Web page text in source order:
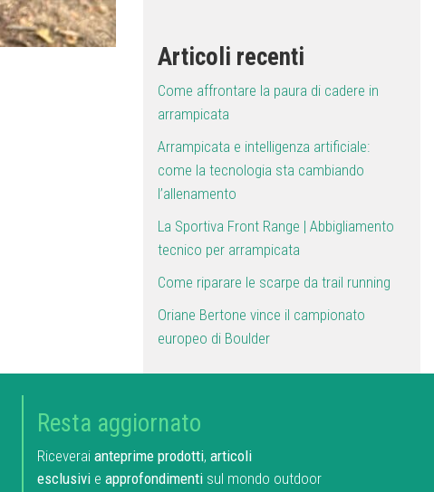
Articoli recenti
Come affrontare la paura di cadere in
arrampicata
Arrampicata e intelligenza artificiale:
come la tecnologia sta cambiando
l’allenamento
La Sportiva Front Range | Abbigliamento
tecnico per arrampicata
Come riparare le scarpe da trail running
Oriane Bertone vince il campionato
europeo di Boulder
Resta aggiornato
Riceveraianteprime prodotti, articoli
esclusivie approfondimentisul mondo outdoor